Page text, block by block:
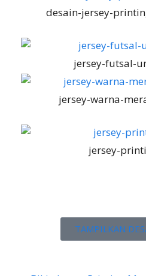
desain-jersey-
jersey-futsal-
jersey-warna-
jersey-
TAMPILKAN